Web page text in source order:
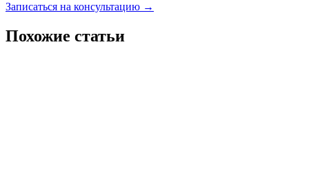
Записаться на консультацию →
Похожие статьи